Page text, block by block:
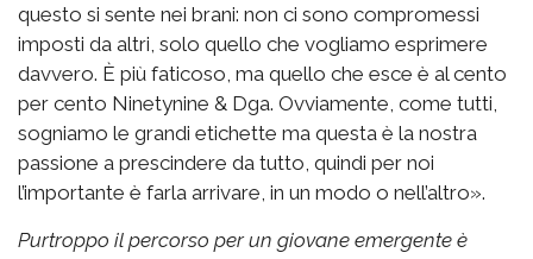
questo si sente nei brani: non ci sono compromessi
imposti da altri, solo quello che vogliamo esprimere
davvero. È più faticoso, ma quello che esce è al cento
per cento Ninetynine & Dga. Ovviamente, come tutti,
sogniamo le grandi etichette ma questa è la nostra
passione a prescindere da tutto, quindi per noi
l’importante è farla arrivare, in un modo o nell’altro».
Purtroppo il percorso per un giovane emergente è